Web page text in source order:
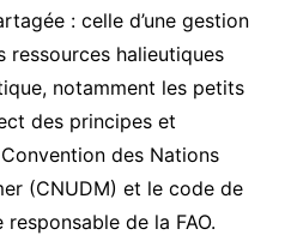
: celle d’une gestion
halieutiques
notamment les petits
des principes et
des Nations
(CNUDM) et le code de
de la FAO.